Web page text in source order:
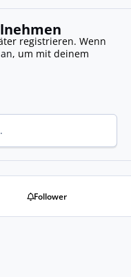
registrieren. Wenn
, um mit deinem
Follower